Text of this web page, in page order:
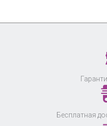
Бесплатная